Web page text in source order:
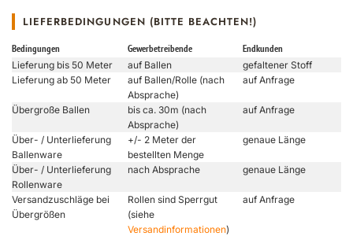
LIEFERBEDINGUNGEN (BITTE BEACHTEN!)
Bedingungen Gewerbetreibende Endkunden
Lieferung bis 50 Meter auf Ballen
gefaltener Stoff
Lieferung ab 50 Meter
auf Ballen/Rolle (nach
Absprache)
auf Anfrage
Übergroße Ballen
bis ca. 30m (nach
Absprache)
auf Anfrage
Über- / Unterlieferung
Ballenware
+/- 2 Meter der
bestellten Menge
genaue Länge
Über- / Unterlieferung
Rollenware
nach Absprache genaue Länge
Versandzuschläge bei
Übergrößen
Rollen sind Sperrgut
(siehe
Versandinformationen)
auf Anfrage